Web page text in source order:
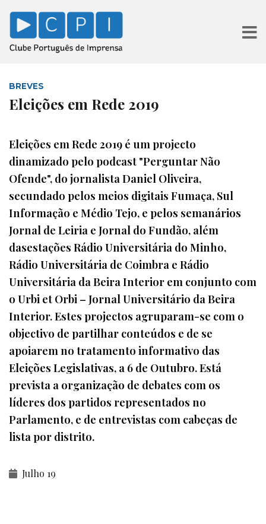
BREVES
Eleições em Rede 2019
Eleições em Rede 2019 é um projecto
dinamizado pelo podcast "Perguntar Não
Ofende", do jornalista Daniel Oliveira,
secundado pelos meios digitais Fumaça, Sul
Informação e Médio Tejo, e pelos semanários
Jornal de Leiria e Jornal do Fundão, além
dasestações Rádio Universitária do Minho,
Rádio Universitária de Coimbra e Rádio
Universitária da Beira Interior em conjunto com
o Urbi et Orbi – Jornal Universitário da Beira
Interior. Estes projectos agruparam-se com o
objectivo de partilhar conteúdos e de se
apoiarem no tratamento informativo das
Eleições Legislativas, a 6 de Outubro. Está
prevista a organização de debates com os
líderes dos partidos representados no
Parlamento, e de entrevistas com cabeças de
lista por distrito.
Julho 19